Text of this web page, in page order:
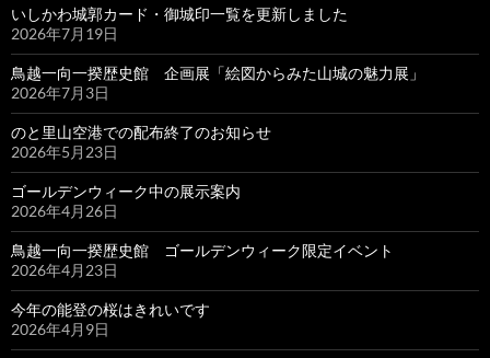
いしかわ城郭カード・御城印一覧を更新しました
2026年7月19日
鳥越一向一揆歴史館 企画展「絵図からみた山城の魅力展」
2026年7月3日
のと里山空港での配布終了のお知らせ
2026年5月23日
ゴールデンウィーク中の展示案内
2026年4月26日
鳥越一向一揆歴史館 ゴールデンウィーク限定イベント
2026年4月23日
今年の能登の桜はきれいです
2026年4月9日